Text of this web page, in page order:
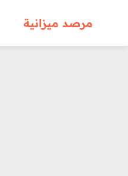
مرصد ميزانية